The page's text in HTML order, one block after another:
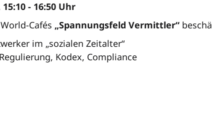
- 16:50 Uhr
Cafés „Spannungsfeld Vermittler“
im „sozialen Zeitalter“
Kodex, Compliance